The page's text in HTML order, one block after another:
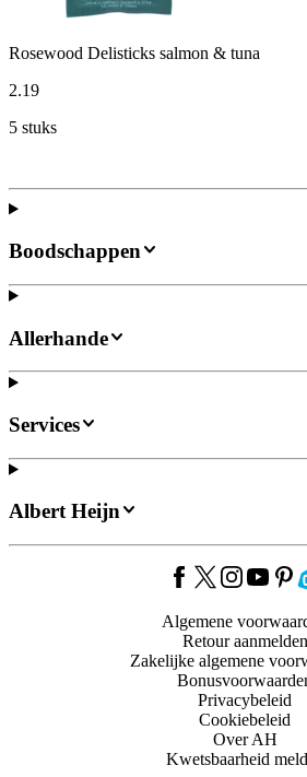
Rosewood Delisticks salmon & tuna
2.19
5 stuks
Boodschappen
Allerhande
Services
Albert Heijn
Algemene
Retour aanmelden
Zakelijke algemene
Privacybeleid
Cookiebeleid
Over AH
Kwetsbaarheid